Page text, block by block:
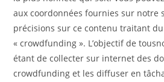
aux coordonnées fournies sur notre
précisions sur ce contenu traitant
« crowdfunding ». L’objectif de
étant de collecter sur internet des
crowdfunding et les diffuser en